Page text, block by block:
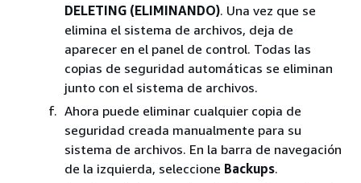
DELETING (ELIMINANDO). Una vez que se
elimina el sistema de archivos, deja de
aparecer en el panel de control. Todas las
copias de seguridad automáticas se eliminan
junto con el sistema de archivos.
Ahora puede eliminar cualquier copia de
seguridad creada manualmente para su
sistema de archivos. En la barra de navegación
de la izquierda, seleccione Backups.